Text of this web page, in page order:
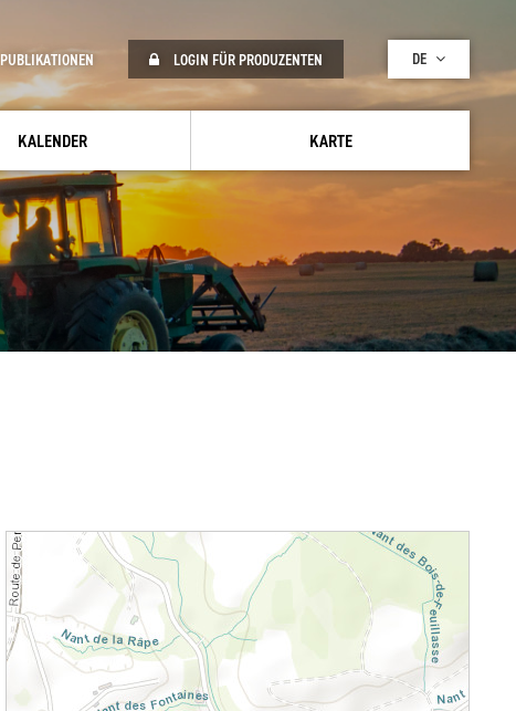
KALENDER KARTE
PUBLIKATIONEN LOGIN FÜR PRODUZENTEN DE